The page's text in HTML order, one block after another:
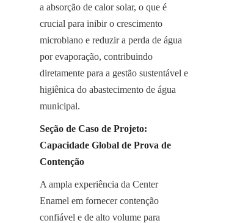
a absorção de calor solar, o que é
crucial para inibir o crescimento
microbiano e reduzir a perda de água
por evaporação, contribuindo
diretamente para a gestão sustentável e
higiênica do abastecimento de água
municipal.
Seção de Caso de Projeto:
Capacidade Global de Prova de
Contenção
A ampla experiência da Center
Enamel em fornecer contenção
confiável e de alto volume para